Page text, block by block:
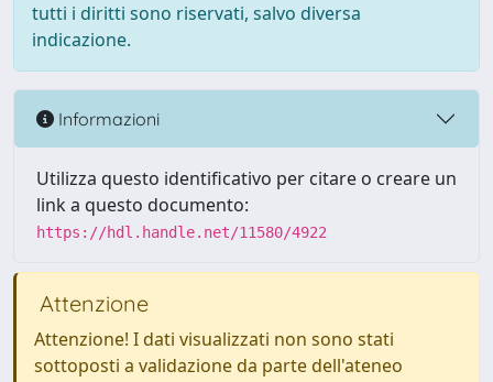
tutti i diritti sono riservati, salvo diversa
indicazione.
Informazioni
Utilizza questo identificativo per citare o creare un
link a questo documento:
https://hdl.handle.net/11580/4922
Attenzione
Attenzione! I dati visualizzati non sono stati
sottoposti a validazione da parte dell'ateneo